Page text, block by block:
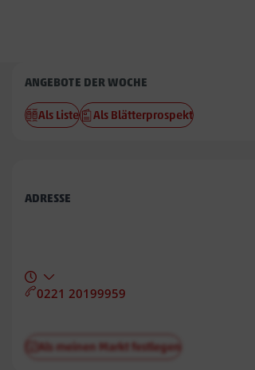
Penny
Seiffen
ANGEBOTE DER WOCHE
Als Liste Als Blätterprospekt
ADRESSE
0221 20199959
Als meinen Markt festlegen